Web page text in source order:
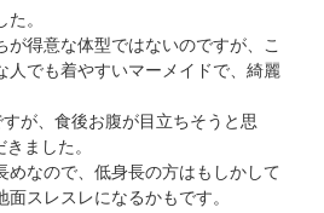
。
が得意な体型ではないのですが、こ
人でも着やすいマーメイドで、綺麗
が、食後お腹が目立ちそうと思
ました。
めなので、低身長の方はもしかして
スレスレになるかもです。